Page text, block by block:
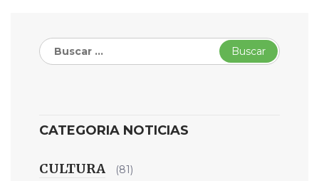
Buscar:
CATEGORIA NOTICIAS
CULTURA (81)